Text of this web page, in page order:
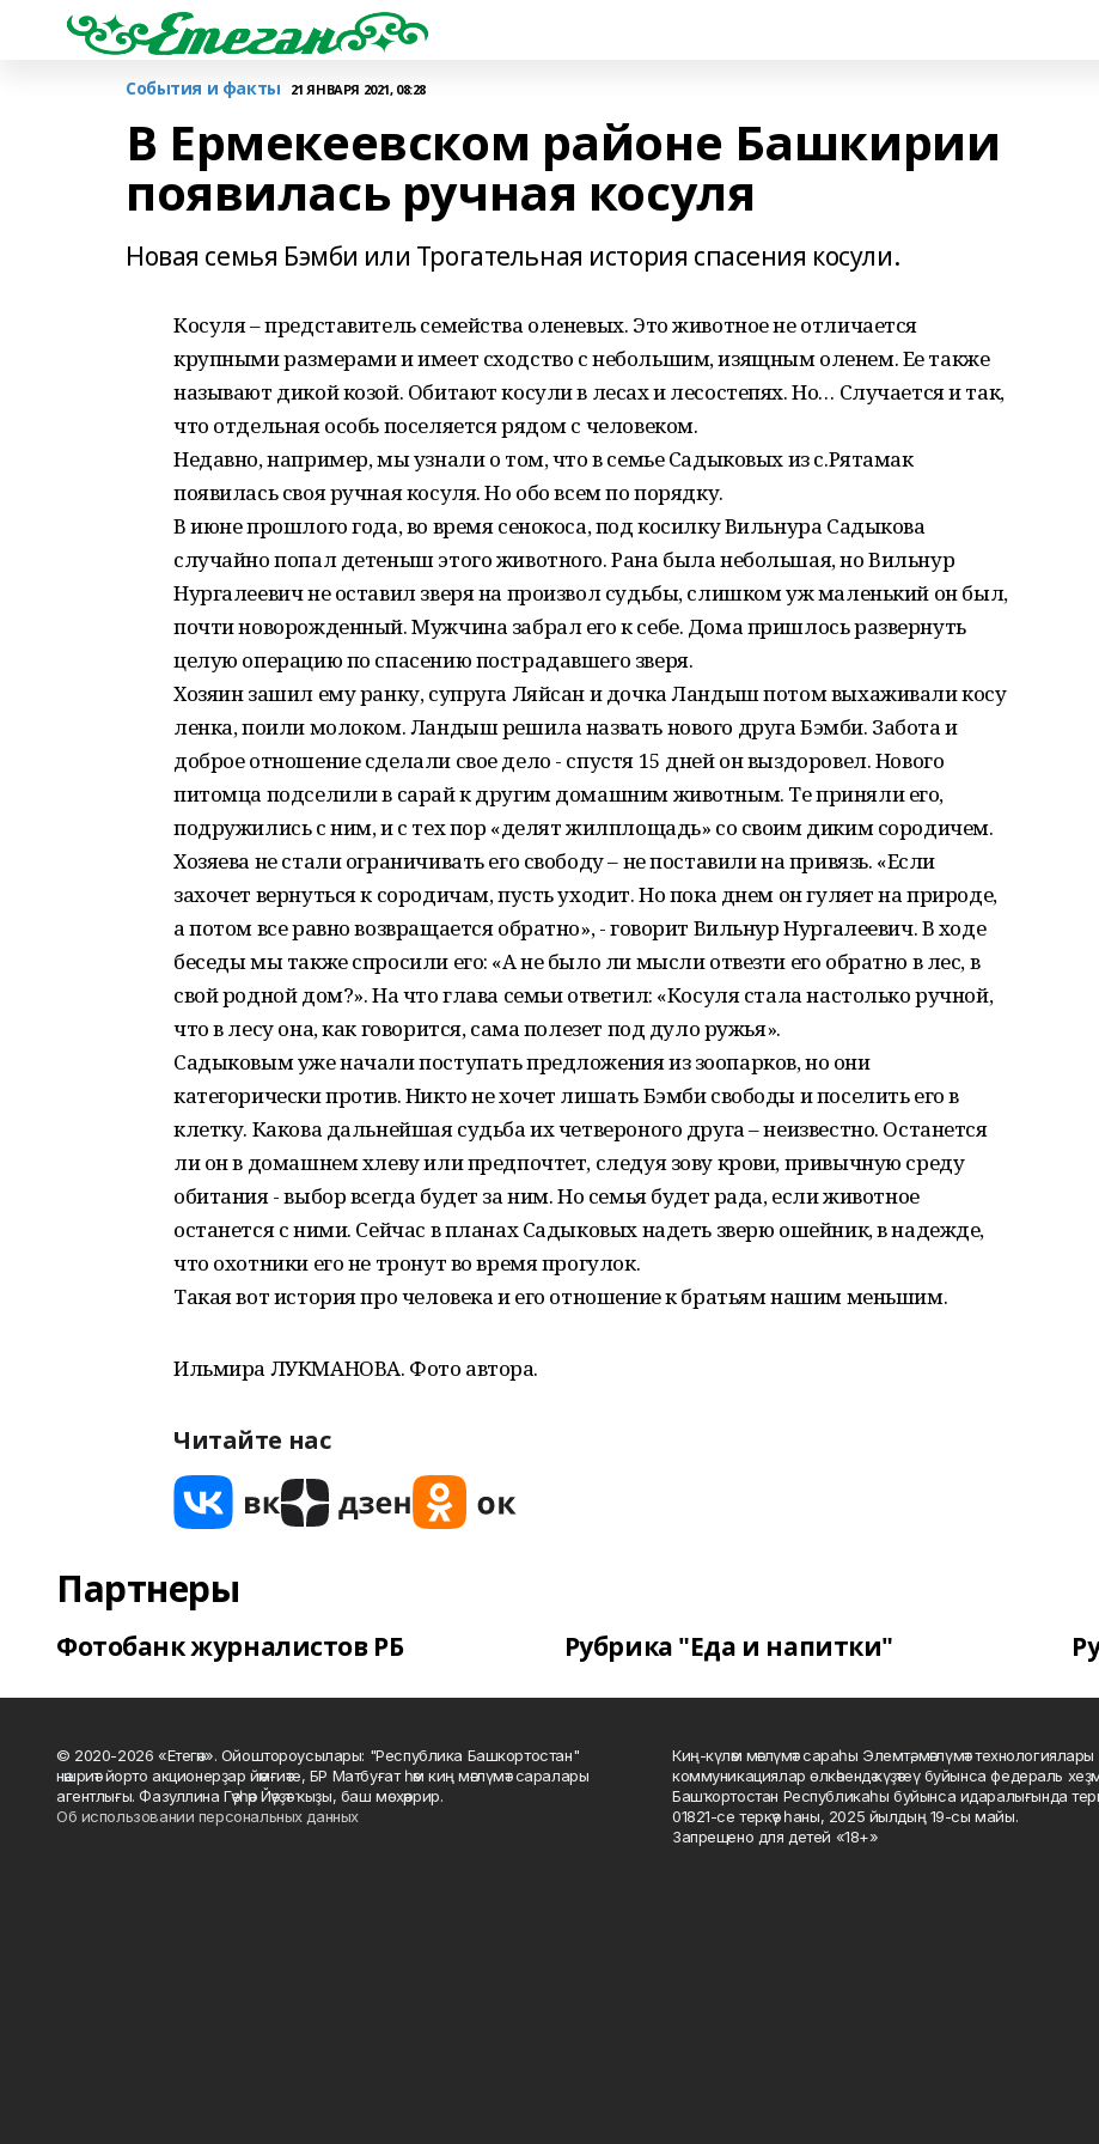
События и факты 21 ЯНВАРЯ 2021, 08:28
В Ермекеевском районе Башкирии
появилась ручная косуля
Новая семья Бэмби или Трогательная история спасения косули.
Косуля – представитель семейства оленевых. Это животное не отличается
крупными размерами и имеет сходство с небольшим, изящным оленем. Ее также
называют дикой козой. Обитают косули в лесах и лесостепях. Но… Случается и так,
что отдельная особь поселяется рядом с человеком.
Недавно, например, мы узнали о том, что в семье Садыковых из с.Рятамак
появилась своя ручная косуля. Но обо всем по порядку.
В июне прошлого года, во время сенокоса, под косилку Вильнура Садыкова
случайно попал детеныш этого животного. Рана была небольшая, но Вильнур
Нургалеевич не оставил зверя на произвол судьбы, слишком уж маленький он был,
почти новорожденный. Мужчина забрал его к себе. Дома пришлось развернуть
целую операцию по спасению пострадавшего зверя.
Хозяин зашил ему ранку, супруга Ляйсан и дочка Ландыш потом выхаживали косу
ленка, поили молоком. Ландыш решила назвать нового друга Бэмби. Забота и
доброе отношение сделали свое дело - спустя 15 дней он выздоровел. Нового
питомца подселили в сарай к другим домашним животным. Те приняли его,
подружились с ним, и с тех пор «делят жилплощадь» со своим диким сородичем.
Хозяева не стали ограничивать его свободу – не поставили на привязь. «Если
захочет вернуться к сородичам, пусть уходит. Но пока днем он гуляет на природе,
а потом все равно возвращается обратно», - говорит Вильнур Нургалеевич. В ходе
беседы мы также спросили его: «А не было ли мысли отвезти его обратно в лес, в
свой родной дом?». На что глава семьи ответил: «Косуля стала настолько ручной,
что в лесу она, как говорится, сама полезет под дуло ружья».
Садыковым уже начали поступать предложения из зоопарков, но они
категорически против. Никто не хочет лишать Бэмби свободы и поселить его в
клетку. Какова дальнейшая судьба их четвероного друга – неизвестно. Останется
ли он в домашнем хлеву или предпочтет, следуя зову крови, привычную среду
обитания - выбор всегда будет за ним. Но семья будет рада, если животное
останется с ними. Сейчас в планах Садыковых надеть зверю ошейник, в надежде,
что охотники его не тронут во время прогулок.
Такая вот история про человека и его отношение к братьям нашим меньшим.
Ильмира ЛУКМАНОВА. Фото автора.
Читайте нас
Партнеры
Фотобанк журналистов РБ Рубрика "Еда и напитки"
© 2020-2026 «Етегән». Ойоштороусылары: "Республика Башкортостан"
нәшриәт йорто акционерҙар йәмғиәте, БР Матбуғат һәм киң мәғлүмәт саралары
агентлығы. Фазуллина Гәүһәр Йәүҙәт ҡыҙы, баш мөхәррир.
Об использовании персональных данных
Киң-күләм мәғлүмәт сараһы Элемтә, мәғлүмәт технологиялары
коммуникациялар өлкәһендә күҙәтеү буйынса федераль
Башҡортостан Республикаһы буйынса идаралығында
01821-се теркәү һаны, 2025 йылдың 19-сы майы.
Запрещено для детей «18+»